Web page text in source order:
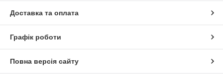
Доставка та оплата
Графік роботи
Повна версія сайту